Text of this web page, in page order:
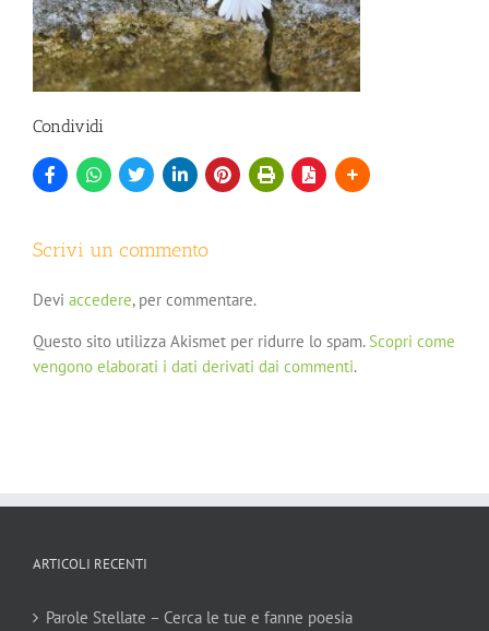
Condividi
Scrivi un commento
Devi accedere, per commentare.
Questo sito utilizza Akismet per ridurre lo spam. Scopri come
vengono elaborati i dati derivati dai commenti.
ARTICOLI RECENTI
Parole Stellate – Cerca le tue e fanne poesia